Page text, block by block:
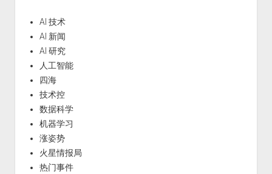
AI 技术
AI 新闻
AI 研究
人工智能
四海
技术控
数据科学
机器学习
涨姿势
火星情报局
热门事件